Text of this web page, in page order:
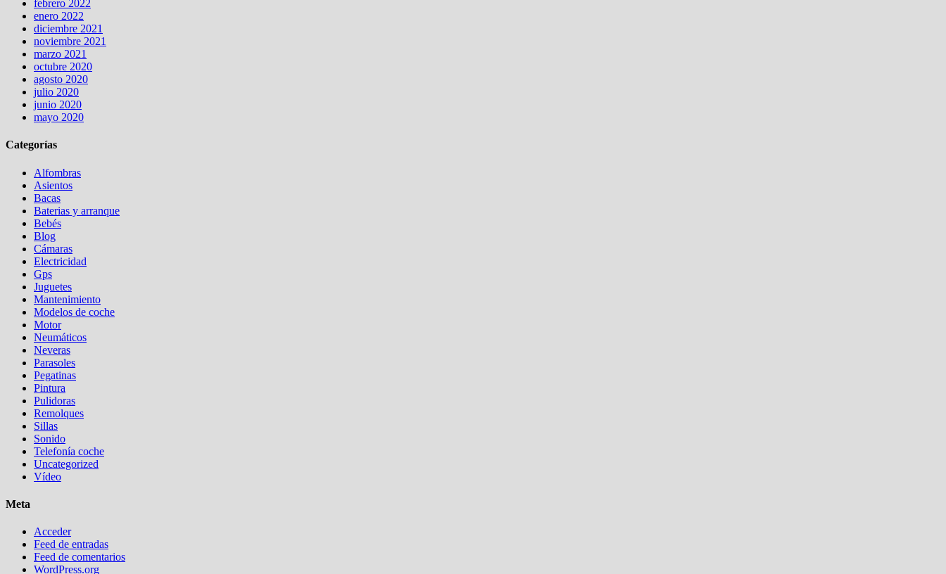
febrero 2022
enero 2022
diciembre 2021
noviembre 2021
marzo 2021
octubre 2020
agosto 2020
julio 2020
junio 2020
mayo 2020
Categorías
Alfombras
Asientos
Bacas
Baterias y arranque
Bebés
Blog
Cámaras
Electricidad
Gps
Juguetes
Mantenimiento
Modelos de coche
Motor
Neumáticos
Neveras
Parasoles
Pegatinas
Pintura
Pulidoras
Remolques
Sillas
Sonido
Telefonía coche
Uncategorized
Vídeo
Meta
Acceder
Feed de entradas
Feed de comentarios
WordPress.org